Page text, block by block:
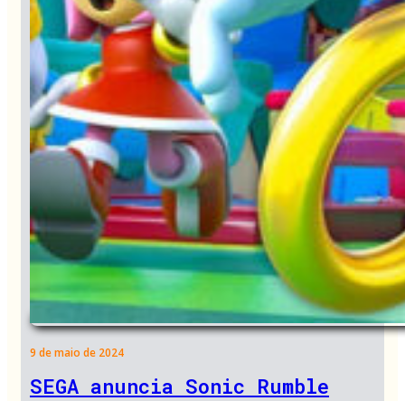
9 de maio de 2024
SEGA anuncia Sonic Rumble